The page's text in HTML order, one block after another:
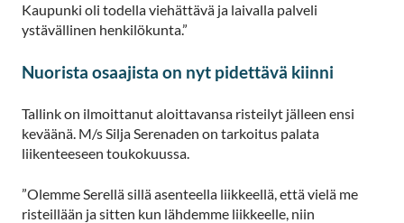
Kaupunki oli todella viehättävä ja laivalla palveli
ystävällinen henkilökunta.”
Nuorista osaajista on nyt pidettävä kiinni
Tallink on ilmoittanut aloittavansa risteilyt jälleen ensi
keväänä. M/s Silja Serenaden on tarkoitus palata
liikenteeseen toukokuussa.
”Olemme Serellä sillä asenteella liikkeellä, että vielä me
risteillään ja sitten kun lähdemme liikkeelle, niin